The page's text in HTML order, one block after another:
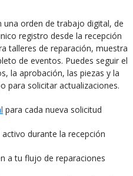
orden de trabajo digital, de
registro desde la recepción
talleres de reparación, muestra
de eventos. Puedes seguir el
la aprobación, las piezas y la
para solicitar actualizaciones.
para cada nueva solicitud
durante la recepción
a tu flujo de reparaciones